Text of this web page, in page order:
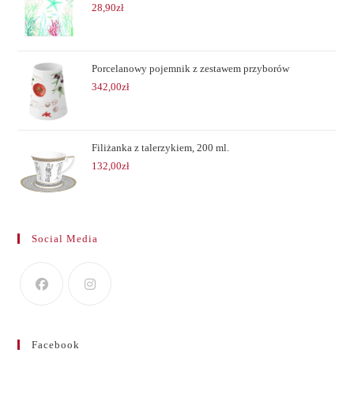
28,90zł
Porcelanowy pojemnik z zestawem przyborów
342,00zł
Filiżanka z talerzykiem, 200 ml.
132,00zł
Social Media
Facebook